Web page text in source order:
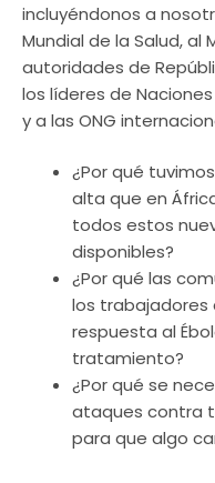
incluyéndonos a
Mundial de la Salud, al
autoridades de
los líderes de
y a las ONG
¿Por qué
alta que en
todos estos
disponibles?
¿Por qué las
los trabajadores
respuesta al
tratamiento?
¿Por qué se
ataques contra
para que algo